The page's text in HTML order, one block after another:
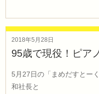
2018年5月28日
95歳で現役！ピ
5月27日の「まめだすとー
和社長と